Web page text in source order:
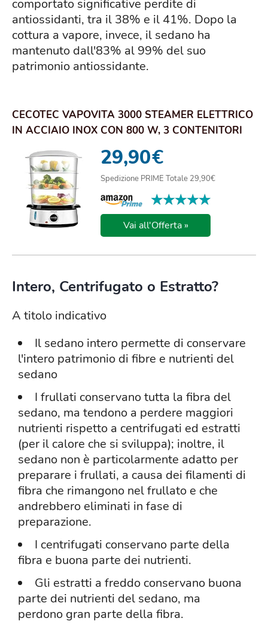
comportato significative perdite di
antiossidanti, tra il 38% e il 41%. Dopo la
cottura a vapore, invece, il sedano ha
mantenuto dall'83% al 99% del suo
patrimonio antiossidante.
CECOTEC VAPOVITA 3000 STEAMER ELETTRICO
IN ACCIAIO INOX CON 800 W, 3 CONTENITORI
29,90€
Spedizione PRIME Totale 29,90€
★★★★★
★★★★★
Vai all'Offerta »
Intero, Centrifugato o Estratto?
A titolo indicativo
Il sedano intero permette di conservare
l'intero patrimonio di fibre e nutrienti del
sedano
I frullati conservano tutta la fibra del
sedano, ma tendono a perdere maggiori
nutrienti rispetto a centrifugati ed estratti
(per il calore che si sviluppa); inoltre, il
sedano non è particolarmente adatto per
preparare i frullati, a causa dei filamenti di
fibra che rimangono nel frullato e che
andrebbero eliminati in fase di
preparazione.
I centrifugati conservano parte della
fibra e buona parte dei nutrienti.
Gli estratti a freddo conservano buona
parte dei nutrienti del sedano, ma
perdono gran parte della fibra.